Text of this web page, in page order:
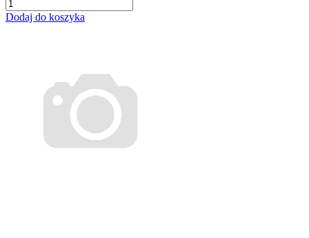
Dodaj do koszyka